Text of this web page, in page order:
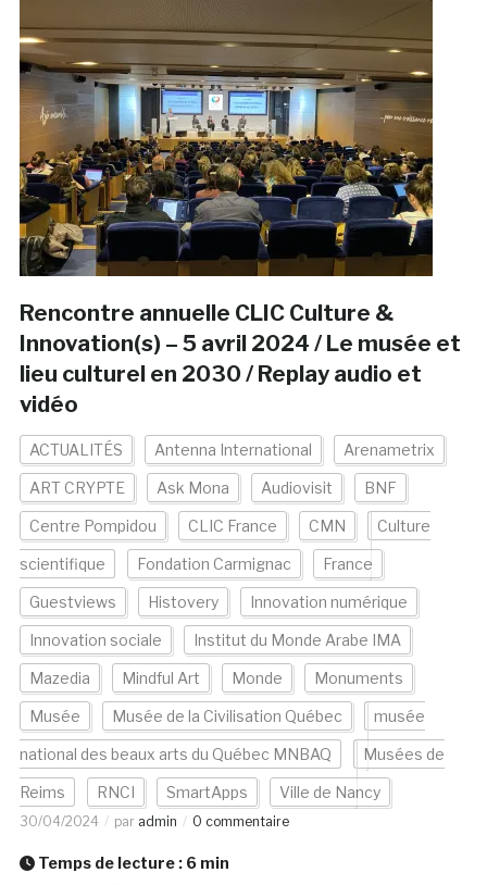
Rencontre annuelle CLIC Culture &
Innovation(s) – 5 avril 2024 / Le musée et
lieu culturel en 2030 / Replay audio et
vidéo
ACTUALITÉS Antenna International Arenametrix
ART CRYPTE Ask Mona Audiovisit BNF
Centre Pompidou CLIC France CMN Culture
scientifique Fondation Carmignac France
Guestviews Histovery Innovation numérique
Innovation sociale Institut du Monde Arabe IMA
Mazedia Mindful Art Monde Monuments
Musée Musée de la Civilisation Québec musée
national des beaux arts du Québec MNBAQ Musées de
Reims RNCI SmartApps Ville de Nancy
30/04/2024 par admin 0 commentaire
Temps de lecture : 6 min